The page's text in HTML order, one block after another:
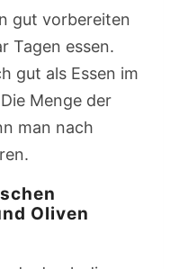
gut vorbereiten
Tagen essen.
gut als Essen im
Menge der
man nach
Oliven